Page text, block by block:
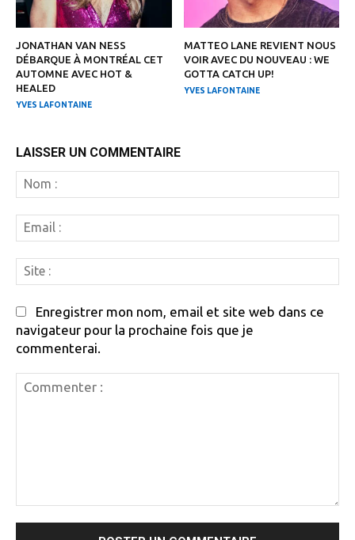
JONATHAN VAN NESS
DÉBARQUE À MONTRÉAL CET
AUTOMNE AVEC HOT &
HEALED
YVES LAFONTAINE
MATTEO LANE REVIENT NOUS
VOIR AVEC DU NOUVEAU : WE
GOTTA CATCH UP!
YVES LAFONTAINE
LAISSER UN COMMENTAIRE
:
:
:
Enregistrer mon nom, email et site web dans ce
navigateur pour la prochaine fois que je
commenterai.